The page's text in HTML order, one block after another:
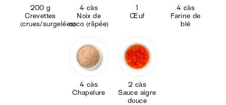
200 g
Crevettes
(crues/surgelées)
4 càs
Noix de
coco (râpée)
1
Œuf
4 càs
Farine de
blé
4 càs
Chapelure
2 càs
Sauce aigre
douce